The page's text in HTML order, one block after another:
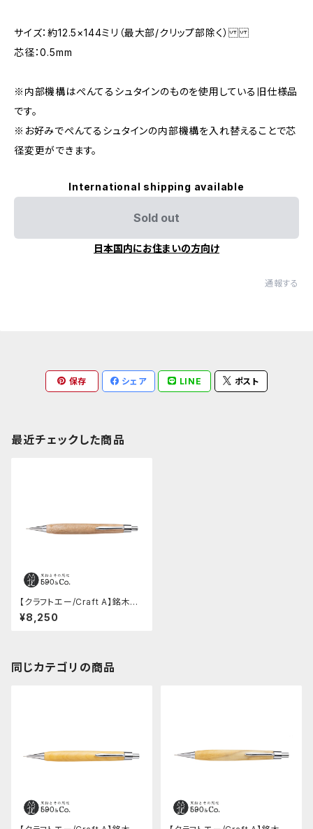
サイズ：約12.5×144ミリ（最大部/クリップ部除く）
芯径：0.5mm
※内部機構はぺんてるシュタインのものを使用している旧仕様品
です。
※お好みでぺんてるシュタインの内部機構を入れ替えることで芯
径変更ができます。
International shipping available
Sold out
日本国内にお住まいの方向け
通報する
保存 シェア LINE ポスト
最近チェックした商品
【クラフトエー/Craft A】銘木シ
ャープペンシル2 / ブドウ
¥8,250
同じカテゴリの商品